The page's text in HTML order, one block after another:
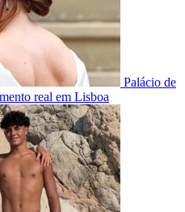
Palácio de
real em Lisboa